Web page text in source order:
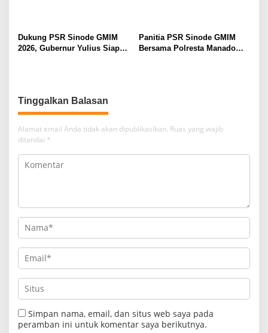
Dukung PSR Sinode GMIM
2026, Gubernur Yulius Siap
Panitia PSR Sinode GMIM
Bersama Polresta Manado
Tinggalkan Balasan
Alamat email Anda tidak akan dipublikasikan. Ruas yang wajib
ditandai *
Simpan nama, email, dan situs web saya pada
peramban ini untuk komentar saya berikutnya.